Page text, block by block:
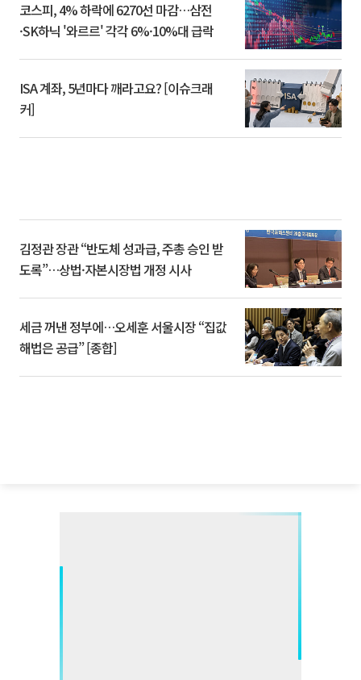
코스피, 4% 하락에 6270선 마감…삼전
·SK하닉 '와르르' 각각 6%·10%대 급락
ISA 계좌, 5년마다 깨라고요? [이슈크래
커]
김정관 장관 “반도체 성과급, 주총 승인 받
도록”…상법·자본시장법 개정 시사
세금 꺼낸 정부에…오세훈 서울시장 “집값
해법은 공급” [종합]